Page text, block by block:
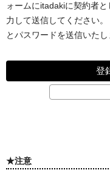
ォームにitadakiに契約者
力して送信してください
とパスワードを送信いたし
登
★注意